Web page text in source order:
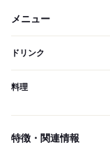
メニュー
ドリンク
料理
特徴・関連情報